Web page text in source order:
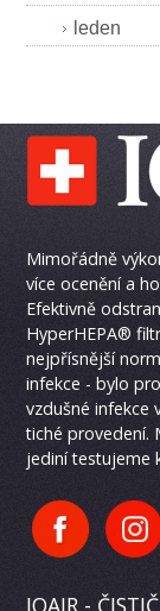
leden
Mimořádně
více ocenění a
Efektivně
HyperHEPA®
nejpřísnější
infekce - bylo
vzdušné infekce
tiché provedení.
jediní testujeme
IQAIR -